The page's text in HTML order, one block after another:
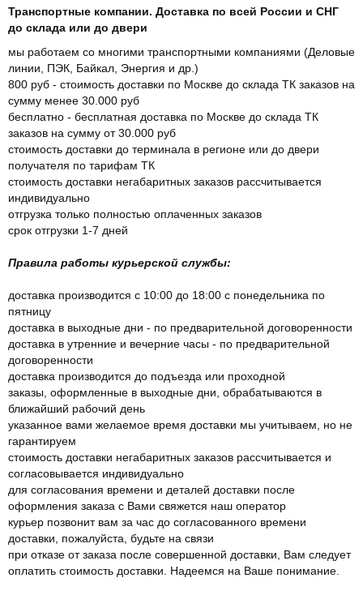
Транспортные компании. Доставка по всей России и СНГ
до склада или до двери
мы работаем со многими транспортными компаниями (Деловые
линии, ПЭК, Байкал, Энергия и др.)
800 руб - стоимость доставки по Москве до склада ТК заказов на
сумму менее 30.000 руб
бесплатно - бесплатная доставка по Москве до склада ТК
заказов на сумму от 30.000 руб
стоимость доставки до терминала в регионе или до двери
получателя по тарифам ТК
стоимость доставки негабаритных заказов рассчитывается
индивидуально
отгрузка только полностью оплаченных заказов
срок отгрузки 1-7 дней
Правила работы курьерской службы:
доставка производится с 10:00 до 18:00 с понедельника по
пятницу
доставка в выходные дни - по предварительной договоренности
доставка в утренние и вечерние часы - по предварительной
договоренности
доставка производится до подъезда или проходной
заказы, оформленные в выходные дни, обрабатываются в
ближайший рабочий день
указанное вами желаемое время доставки мы учитываем, но не
гарантируем
стоимость доставки негабаритных заказов рассчитывается и
согласовывается индивидуально
для согласования времени и деталей доставки после
оформления заказа с Вами свяжется наш оператор
курьер позвонит вам за час до согласованного времени
доставки, пожалуйста, будьте на связи
при отказе от заказа после совершенной доставки, Вам следует
оплатить стоимость доставки. Надеемся на Ваше понимание.